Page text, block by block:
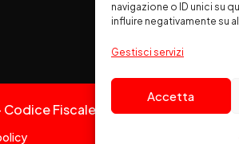
navigazione o ID unici su
influire negativamente su
Gestisci servizi
Accetta
Fiscale: 02083080164 -